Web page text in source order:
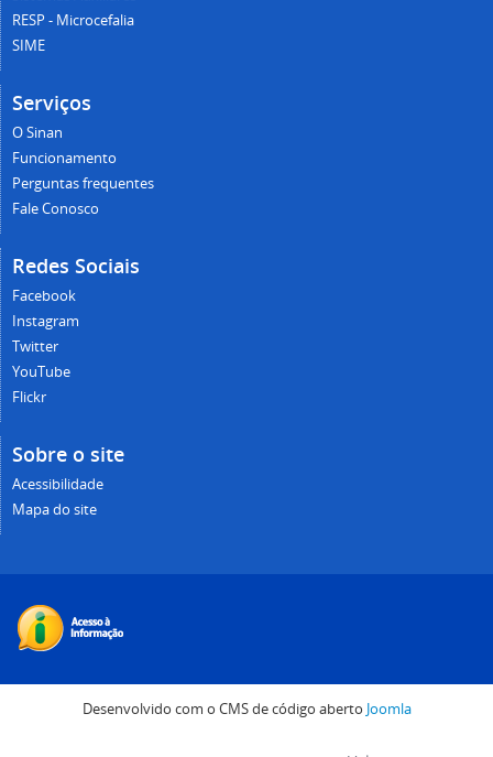
RESP - Microcefalia
SIME
Serviços
O Sinan
Funcionamento
Perguntas frequentes
Fale Conosco
Redes Sociais
Facebook
Instagram
Twitter
YouTube
Flickr
Sobre o site
Acessibilidade
Mapa do site
Desenvolvido com o CMS de código aberto Joomla